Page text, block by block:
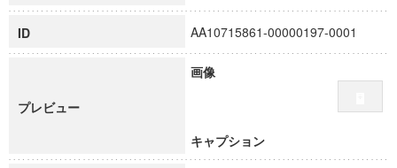
慶應義塾大学グローバルCOEプログラム論理と感性の先端的
博士課程教育リーディングプログラム「超成熟社会発展のサ
学術雑誌掲載論文等(8)
ID AA10715861-00000197-0001
プレビュー
画像
キャプション